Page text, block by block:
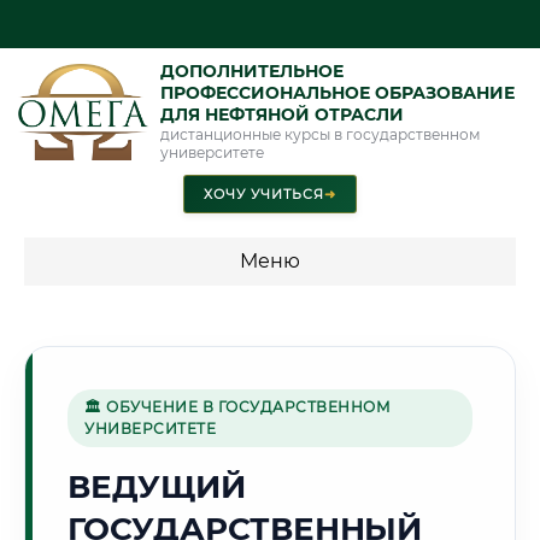
ДОПОЛНИТЕЛЬНОЕ
ПРОФЕССИОНАЛЬНОЕ ОБРАЗОВАНИЕ
ДЛЯ НЕФТЯНОЙ ОТРАСЛИ
дистанционные курсы в государственном
университете
ХОЧУ УЧИТЬСЯ➜
Меню
Г. СМОЛЕНСК
🏛 ОБУЧЕНИЕ В ГОСУДАРСТВЕННОМ
УНИВЕРСИТЕТЕ
ВЕДУЩИЙ
ГОСУДАРСТВЕННЫЙ